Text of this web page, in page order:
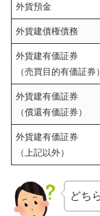
外貨預金
外貨建債権債務
外貨建有価証券
（売買目的有価証券）
外貨建有価証券
（償還有価証券）
外貨建有価証券
（上記以外）
どち